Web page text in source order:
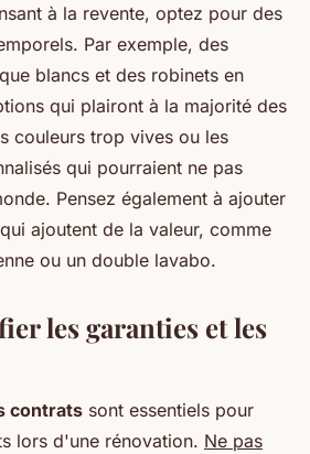
à la revente, optez pour des
Par exemple, des
blancs et des robinets en
qui plairont à la majorité des
couleurs trop vives ou les
qui pourraient ne pas
Pensez également à ajouter
ajoutent de la valeur, comme
ou un double lavabo.
les garanties et les
contrats sont essentiels pour
lors d'une rénovation. Ne pas